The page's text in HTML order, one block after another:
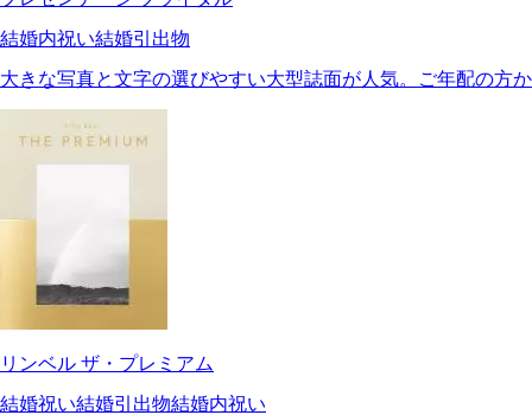
結婚内祝い結婚引出物
大きな写真と文字の選びやすい大型誌面が人気。ご年配の方
リンベル ザ・プレミアム
結婚祝い結婚引出物結婚内祝い